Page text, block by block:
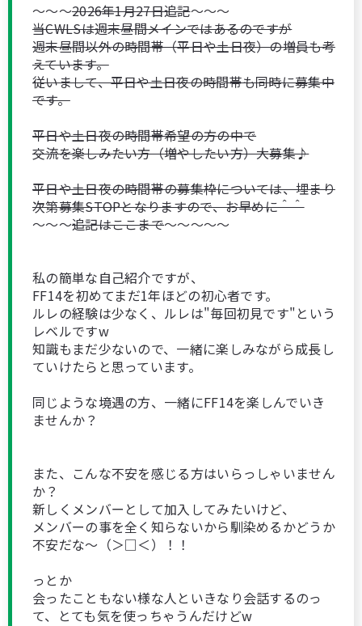
～～～2026年1月27日追記～～～
当CWLSは週末昼間メインではあるのですが
週末昼間以外の時間帯（平日や土日夜）の増員も考
えています。
従いまして、平日や土日夜の時間帯も同時に募集中
です。
平日や土日夜の時間帯希望の方の中で
交流を楽しみたい方（増やしたい方）大募集♪
平日や土日夜の時間帯の募集枠については、埋まり
次第募集STOPとなりますので、お早めに＾＾
～～～追記はここまで～～～～～
私の簡単な自己紹介ですが、
FF14を初めてまだ1年ほどの初心者です。
ルレの経験は少なく、ルレは"毎回初見です"という
レベルですw
知識もまだ少ないので、一緒に楽しみながら成長し
ていけたらと思っています。
同じような境遇の方、一緒にFF14を楽しんでいき
ませんか？
また、こんな不安を感じる方はいらっしゃいません
か？
新しくメンバーとして加入してみたいけど、
メンバーの事を全く知らないから馴染めるかどうか
不安だな～（＞□＜）！！
っとか
会ったこともない様な人といきなり会話するのっ
て、とても気を使っちゃうんだけどw